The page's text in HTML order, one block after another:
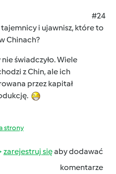
#24
i ujawnisz, które to
Chinach?
świadczyło. Wiele
z Chin, ale ich
przez kapitał
strony
zarejestruj sięaby dodawać
komentarze